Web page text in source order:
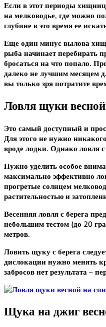
Если в этот периоды
на мелководье, где можно
глубине в это время ее
Еще один минус вылова
рыба начинает перебирать
бросаться на что попало.
далеко не лучшим месяцем
вы только зря потратите
Ловля щуки
Это самый доступный и
Для этого не нужно
вроде лодки. Однако ловля
Нужно уделить особое
максимально эффективно
прогретые солнцем
растительностью и
Весенняя ловля с берега
небольшим тестом (до 20
метров.
Ловить щуку с берега
дислокации нужно менять
забросов нет результата –
Щука на джиг